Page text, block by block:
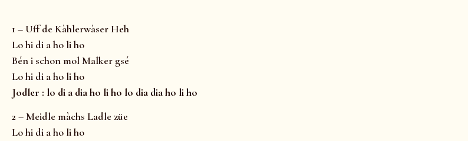
1 – Uff de Kàhlerwàser Heh
Lo hi di a ho li ho
Bén i schon mol Malker gsé
Lo hi di a ho li ho
Jodler : lo di a dia ho li ho lo dia dia ho li ho
2 – Meidle màchs Ladle züe
Lo hi di a ho li ho